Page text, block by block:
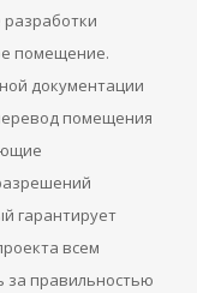
помещение.
документации
помещения
гарантирует
всем
за правильностью